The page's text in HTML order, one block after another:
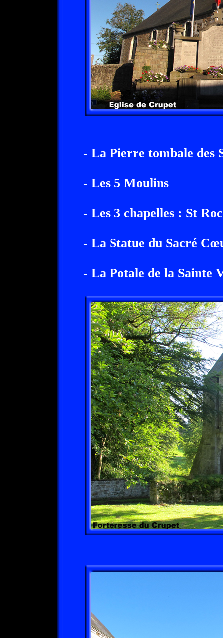
- La Pierre tombale des
- Les 5 Moulins
- Les 3 chapelles : St
- La Statue du Sacré
- La Potale de la Sainte